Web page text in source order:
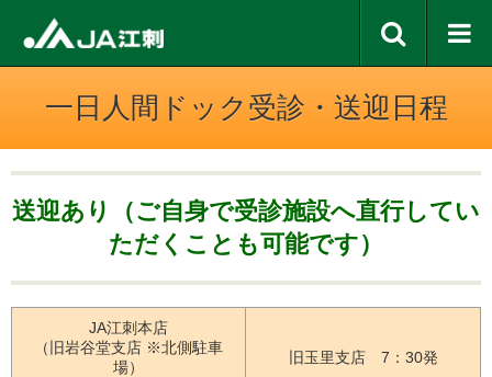
一日人間ドック受診・送迎日程
送迎あり（ご自身で受診施設へ直行してい
ただくことも可能です）
JA江刺本店
（旧岩谷堂支店 ※北側駐車
場）
旧玉里支店 7：30発